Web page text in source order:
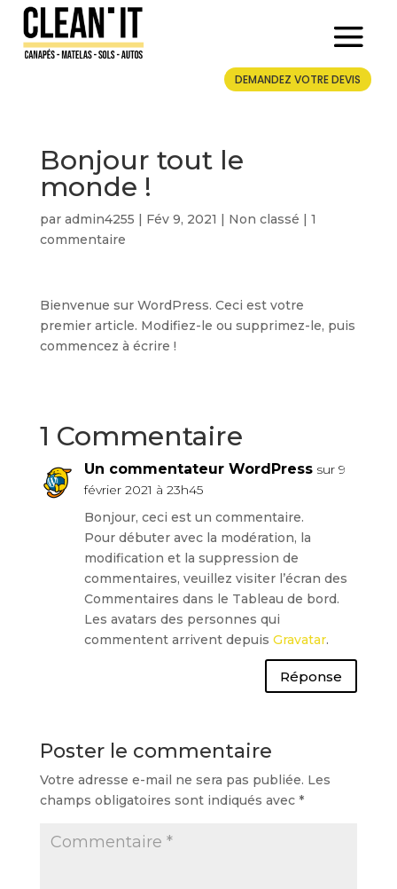
DEMANDEZ VOTRE DEVIS
Bonjour tout le
monde !
par admin4255 | Fév 9, 2021 | Non classé | 1
commentaire
Bienvenue sur WordPress. Ceci est votre
premier article. Modifiez-le ou supprimez-le, puis
commencez à écrire !
1 Commentaire
Un commentateur WordPress sur 9
février 2021 à 23h45
Bonjour, ceci est un commentaire.
Pour débuter avec la modération, la
modification et la suppression de
commentaires, veuillez visiter l’écran des
Commentaires dans le Tableau de bord.
Les avatars des personnes qui
commentent arrivent depuis Gravatar.
Réponse
Poster le commentaire
Votre adresse e-mail ne sera pas publiée. Les
champs obligatoires sont indiqués avec *